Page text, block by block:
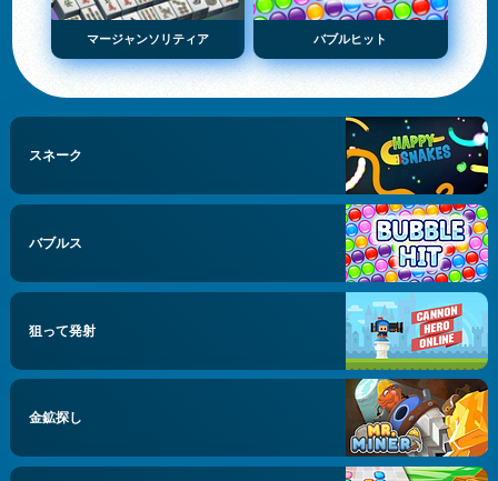
マージャンソリティア バブルヒット
スネーク
バブルス
狙って発射
金鉱探し